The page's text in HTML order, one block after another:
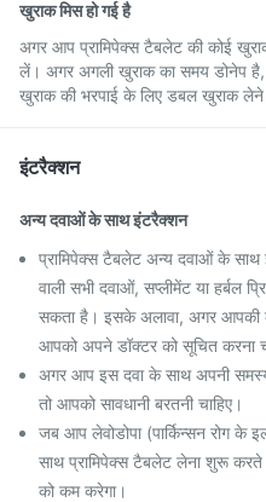
खुराक मिस हो गई है
अगर आप प्रामिपेक्स टैबलेट की कोई
लें। अगर अगली खुराक का समय डोनेप
खुराक की भरपाई के लिए डबल खुराक
इंटरैक्शन
अन्य दवाओं के साथ इंटरैक्शन
प्रामिपेक्स टैबलेट अन्य दवाओं के साथ
वाली सभी दवाओं, सप्लीमेंट या हर्बल
सकता है। इसके अलावा, अगर आपकी
आपको अपने डॉक्टर को सूचित करना
अगर आप इस दवा के साथ अपनी
तो आपको सावधानी बरतनी चाहिए।
जब आप लेवोडोपा (पार्किन्सन रोग के
साथ प्रामिपेक्स टैबलेट लेना शुरू करते
को कम करेगा।